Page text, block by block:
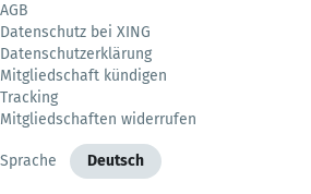
AGB
Datenschutz bei XING
Datenschutzerklärung
Mitgliedschaft kündigen
Tracking
Mitgliedschaften widerrufen
Sprache Deutsch